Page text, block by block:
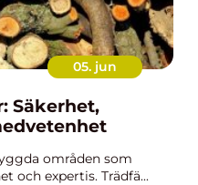
05. jun
Säkerhet,
områden som
och expertis. Trädfä...